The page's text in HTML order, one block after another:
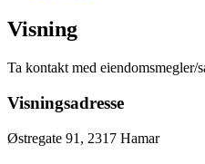
Visning
Ta kontakt med eiendomsmegler/
Visningsadresse
Østregate 91, 2317 Hamar